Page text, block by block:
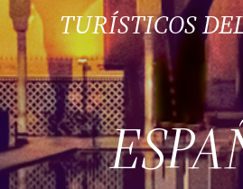
TURÍSTICOS